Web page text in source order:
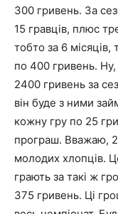
300 гривень. За
15 гравців, плюс
тобто за 6
по 400 гривень.
2400 гривень за
він буде з ними
кожну гру по 25
програш. Вважаю,
молодих хлопців.
грають за такі ж
375 гривень. Ці